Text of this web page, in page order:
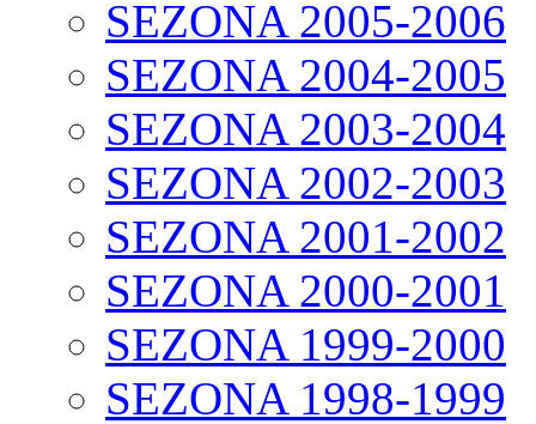
SEZONA 2005-2006
SEZONA 2004-2005
SEZONA 2003-2004
SEZONA 2002-2003
SEZONA 2001-2002
SEZONA 2000-2001
SEZONA 1999-2000
SEZONA 1998-1999